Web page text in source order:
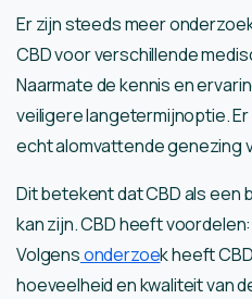
Er zijn steeds meer
CBD voor verschillende
Naarmate de kennis en
veiligere langetermijnoptie.
echt alomvattende genezing
Dit betekent dat CBD als een
kan zijn. CBD heeft voordelen:
Volgensonderzoek heeft
hoeveelheid en kwaliteit van